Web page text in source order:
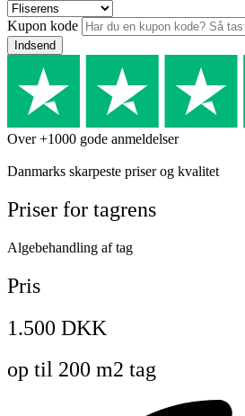
Kupon kode
Indsend
Over +1000 gode anmeldelser
Danmarks skarpeste priser og kvalitet
Priser for tagrens
Algebehandling af tag
Pris
1.500 DKK
op til 200 m2 tag